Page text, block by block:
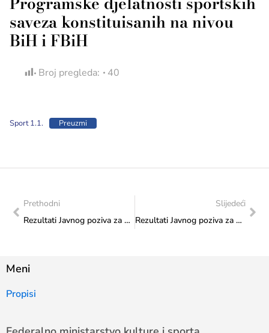
saveza konstituisanih na nivou
BiH i FBiH
Broj pregleda: 40
Sport 1.1. Preuzmi
Prethodni
Rezultati Javnog poziva za odabir projekata koji će se sufinansirati iz Budžeta FBiH u 2026. godini. – Transfer za kulturu od značaja za Federaciju – Program 3.2.: Promovisanje publicistike kultura naroda u Bosni i Hercegovini
Slijedeći
Rezultati Javnog poziva za odabir projekata koji će se sufinansirati iz Budžeta FBiH u 2026. godini – Transfer za sport od značaja za Federaciju BiH, Program 1. – Finansiranje programa i projekata iz oblasti sporta – 1.2. Sufinansiranje sportskih saveza osoba sa invaliditetom
Meni
Propisi